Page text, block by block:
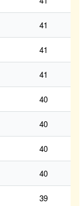
41
41
41
40
40
40
40
39